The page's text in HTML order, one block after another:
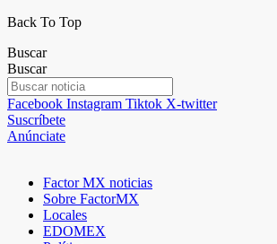
Back To Top
Buscar
Buscar
Facebook Instagram Tiktok X-twitter
Suscríbete
Anúnciate
Factor MX noticias
Sobre FactorMX
Locales
EDOMEX